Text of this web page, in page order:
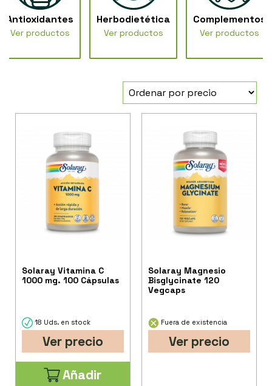
Antioxidantes
Ver productos
Herbodietética
Ver productos
Complementos
Ver productos
Solaray Vitamina C
1000 mg. 100 Cápsulas
18 Uds. en stock
Ver precio
Añadir
Solaray Magnesio
Bisglycinate 120
Vegcaps
Fuera de existencia
Ver precio